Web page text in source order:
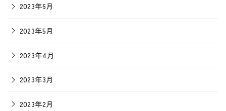
2023年6月
2023年5月
2023年4月
2023年3月
2023年2月